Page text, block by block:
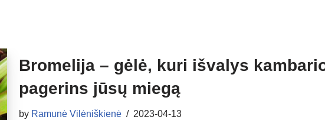
Bromelija – gėlė, kuri išvalys
pagerins jūsų miegą
by Ramunė Vilėniškienė 2023-04-13